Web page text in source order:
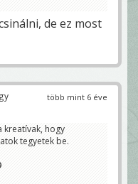
de ez most
több mint 6 éve
kreatívak, hogy
tegyetek be.